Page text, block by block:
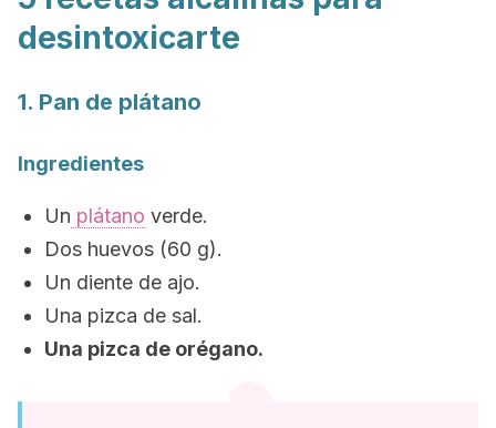
desintoxicarte
1. Pan de plátano
Ingredientes
Un plátano verde.
Dos huevos (60 g).
Un diente de ajo.
Una pizca de sal.
Una pizca de orégano.